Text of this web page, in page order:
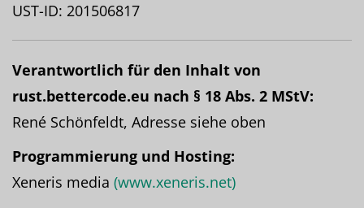
UST-ID: 201506817
Verantwortlich für den Inhalt von
rust.bettercode.eu nach § 18 Abs. 2 MStV:
René Schönfeldt, Adresse siehe oben
Programmierung und Hosting:
Xeneris media (www.xeneris.net)